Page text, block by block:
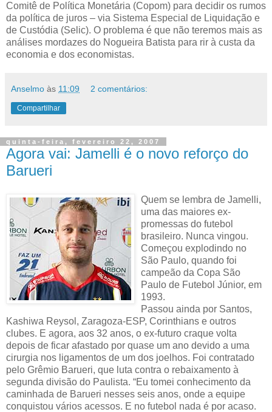
Comitê de Política Monetária (Copom) para decidir os rumos
da política de juros – via Sistema Especial de Liquidação e
de Custódia (Selic). O problema é que não teremos mais as
análises mordazes do Nogueira Batista para rir à custa da
economia e dos economistas.
Anselmo às 11:09 2 comentários:
Compartilhar
quinta-feira, fevereiro 22, 2007
Agora vai: Jamelli é o novo reforço do
Barueri
Quem se lembra de Jamelli,
uma das maiores ex-
promessas do futebol
brasileiro. Nunca vingou.
Começou explodindo no
São Paulo, quando foi
campeão da Copa São
Paulo de Futebol Júnior, em
1993.
Passou ainda por Santos,
Kashiwa Reysol, Zaragoza-ESP, Corinthians e outros
clubes. E agora, aos 32 anos, o ex-futuro craque volta
depois de ficar afastado por quase um ano devido a uma
cirurgia nos ligamentos de um dos joelhos. Foi contratado
pelo Grêmio Barueri, que luta contra o rebaixamento à
segunda divisão do Paulista. “Eu tomei conhecimento da
caminhada de Barueri nesses seis anos, onde a equipe
conquistou vários acessos. E no futebol nada é por acaso.